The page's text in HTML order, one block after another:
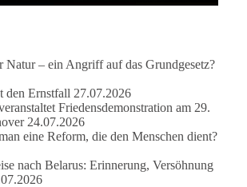
Schützt die Hürde nur die Großen?
2025 blieben rund 6,8 Millionen
der Sitzverteilung außen vor – fast jede
Natur – ein Angriff auf das Grundgesetz?
den Ernstfall 27.07.2026
Friedensdemonstration am 29.
24.07.2026
eine Reform, die den Menschen dient?
nach Belarus: Erinnerung, Versöhnung